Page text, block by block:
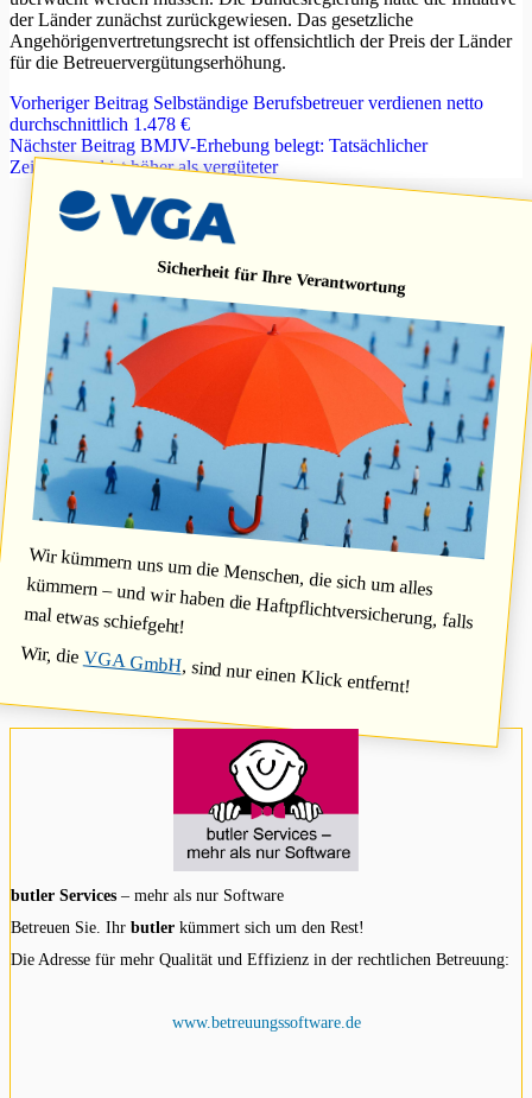
der Länder zunächst zurückgewiesen. Das gesetzliche
Angehörigenvertretungsrecht ist offensichtlich der Preis der Länder
für die Betreuervergütungserhöhung.
VorherigerBeitrag Selbständige Berufsbetreuer verdienen netto
durchschnittlich 1.478 €
NächsterBeitrag BMJV-Erhebung belegt: Tatsächlicher
Zeitaufwand ist höher als vergüteter
Sicherheit für Ihre Verantwortung
Wir kümmern uns um die Menschen, die sich um alles
kümmern – und wir haben die Haftpflichtversicherung, falls
mal etwas schiefgeht!
Wir, dieVGA GmbH, sind nur einen Klick entfernt!
butler Services – mehr als nur Software
Betreuen Sie. Ihr butler kümmert sich um den Rest!
Die Adresse für mehr Qualität und Effizienz in der rechtlichen Betreuung:
www.betreuungssoftware.de